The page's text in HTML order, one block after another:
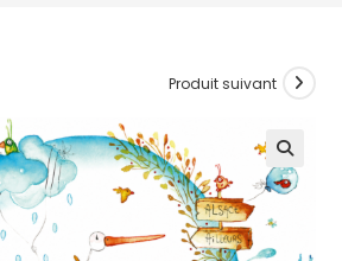
Produit suivant
🔍